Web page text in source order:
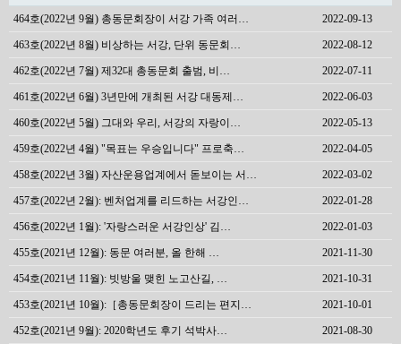
464호(2022년 9월) 총동문회장이 서강 가족 여러… 2022-09-13
463호(2022년 8월) 비상하는 서강, 단위 동문회… 2022-08-12
462호(2022년 7월) 제32대 총동문회 출범, 비… 2022-07-11
461호(2022년 6월) 3년만에 개최된 서강 대동제… 2022-06-03
460호(2022년 5월) 그대와 우리, 서강의 자랑이… 2022-05-13
459호(2022년 4월) "목표는 우승입니다" 프로축… 2022-04-05
458호(2022년 3월) 자산운용업계에서 돋보이는 서… 2022-03-02
457호(2022년 2월): 벤처업계를 리드하는 서강인… 2022-01-28
456호(2022년 1월): '자랑스러운 서강인상' 김… 2022-01-03
455호(2021년 12월): 동문 여러분, 올 한해 … 2021-11-30
454호(2021년 11월): 빗방울 맺힌 노고산길, … 2021-10-31
453호(2021년 10월):［총동문회장이 드리는 편지… 2021-10-01
452호(2021년 9월): 2020학년도 후기 석박사… 2021-08-30